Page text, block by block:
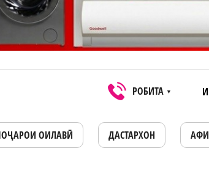
РОБИТА ▼
ОИЛАВӢ ДАСТАРХОН